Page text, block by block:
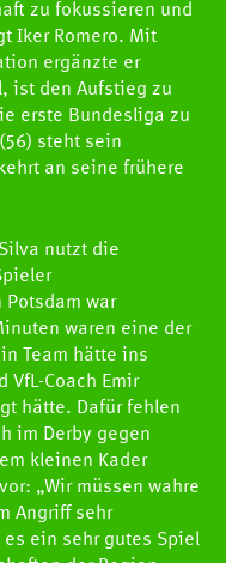
zu fokussieren und
Iker Romero. Mit
ergänzte er
ist den Aufstieg zu
erste Bundesliga zu
steht sein
an seine frühere
nutzt die
war
waren eine der
Team hätte ins
VfL-Coach Emir
hätte. Dafür fehlen
im Derby gegen
kleinen Kader
„Wir müssen wahre
Angriff sehr
ein sehr gutes Spiel